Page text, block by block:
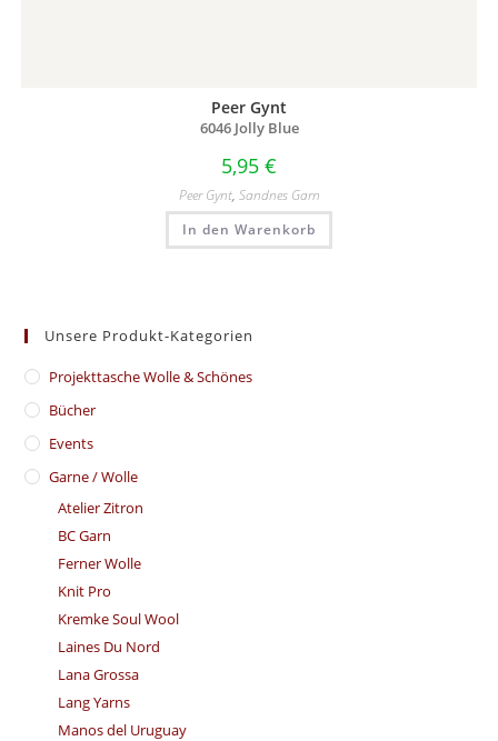
Peer Gynt
6046 Jolly Blue
5,95 €
Peer Gynt, Sandnes Garn
In den Warenkorb
Unsere Produkt-Kategorien
​Projekttasche Wolle & Schönes
Bücher
Events
Garne / Wolle
Atelier Zitron
BC Garn
Ferner Wolle
Knit Pro
Kremke Soul Wool
Laines Du Nord
Lana Grossa
Lang Yarns
Manos del Uruguay